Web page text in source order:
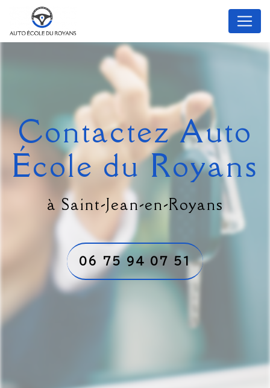
Contactez Auto
École du Royans
à Saint-Jean-en-Royans
06 75 94 07 51
Panneau de gestion des cookies